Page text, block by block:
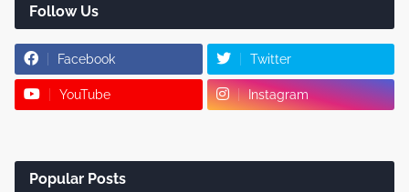
Follow Us
Facebook Twitter
YouTube Instagram
Popular Posts